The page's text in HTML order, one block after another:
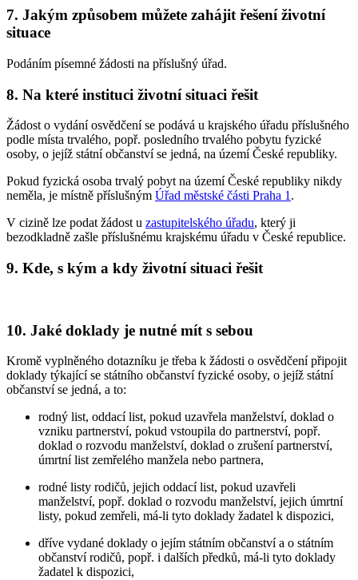
7. Jakým způsobem můžete zahájit řešení životní
situace
Podáním písemné žádosti na příslušný úřad.
8. Na které instituci životní situaci řešit
Žádost o vydání osvědčení se podává u krajského úřadu příslušného
podle místa trvalého, popř. posledního trvalého pobytu fyzické
osoby, o jejíž státní občanství se jedná, na území České republiky.
Pokud fyzická osoba trvalý pobyt na území České republiky nikdy
neměla, je místně příslušným Úřad městské části Praha 1 .
V cizině lze podat žádost u zastupitelského úřadu, který ji
bezodkladně zašle příslušnému krajskému úřadu v České republice.
9. Kde, s kým a kdy životní situaci řešit
10. Jaké doklady je nutné mít s sebou
Kromě vyplněného dotazníku je třeba k žádosti o osvědčení připojit
doklady týkající se státního občanství fyzické osoby, o jejíž státní
občanství se jedná, a to:
rodný list, oddací list, pokud uzavřela manželství, doklad o
vzniku partnerství, pokud vstoupila do partnerství, popř.
doklad o rozvodu manželství, doklad o zrušení partnerství,
úmrtní list zemřelého manžela nebo partnera,
rodné listy rodičů, jejich oddací list, pokud uzavřeli
manželství, popř. doklad o rozvodu manželství, jejich úmrtní
listy, pokud zemřeli, má-li tyto doklady žadatel k dispozici,
dříve vydané doklady o jejím státním občanství a o státním
občanství rodičů, popř. i dalších předků, má-li tyto doklady
žadatel k dispozici,